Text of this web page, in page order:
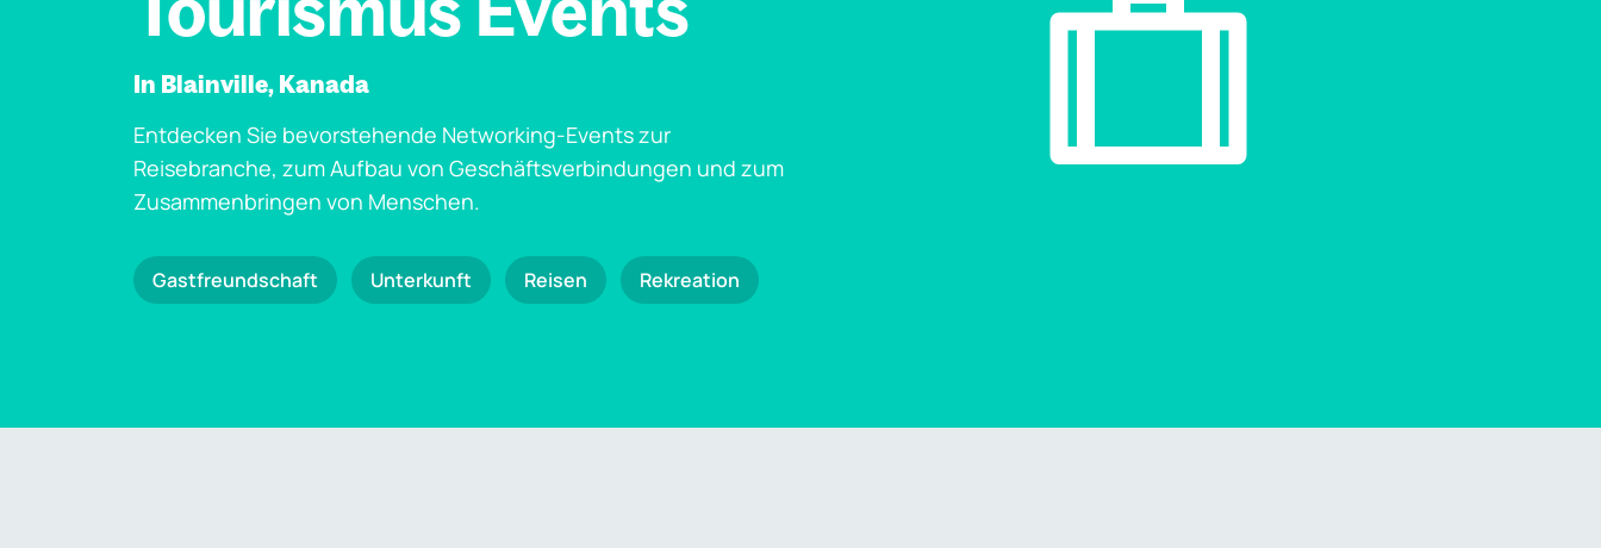
In Blainville, Kanada
Entdecken Sie bevorstehende Networking-Events zur
Reisebranche, zum Aufbau von Geschäftsverbindungen und zum
Zusammenbringen von Menschen.
Gastfreundschaft Unterkunft Reisen Rekreation